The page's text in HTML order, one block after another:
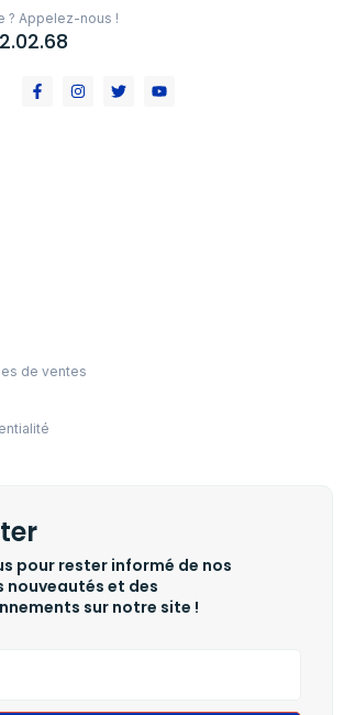
? Appelez-nous !
de ventes
pour rester informé de nos
nouveautés et des
sur notre site !